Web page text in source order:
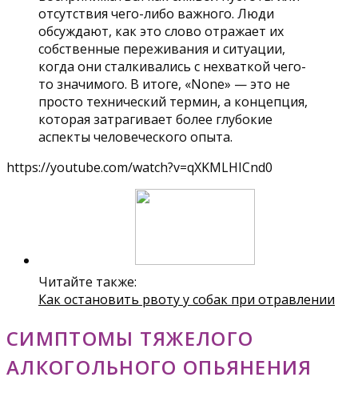
отсутствия чего-либо важного. Люди
обсуждают, как это слово отражает их
собственные переживания и ситуации,
когда они сталкивались с нехваткой чего-
то значимого. В итоге, «None» — это не
просто технический термин, а концепция,
которая затрагивает более глубокие
аспекты человеческого опыта.
https://youtube.com/watch?v=qXKMLHICnd0
Читайте также:
Как остановить рвоту у собак при отравлении
СИМПТОМЫ ТЯЖЕЛОГО
АЛКОГОЛЬНОГО ОПЬЯНЕНИЯ